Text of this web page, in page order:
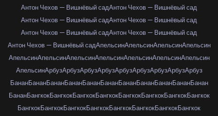
Антон Чехов — Вишнёвый садАнтон Чехов — Вишнёвый сад
Антон Чехов — Вишнёвый садАнтон Чехов — Вишнёвый сад
Антон Чехов — Вишнёвый садАнтон Чехов — Вишнёвый сад
Антон Чехов — Вишнёвый садАпельсинАпельсинАпельсинАпельсин
АпельсинАпельсинАпельсинАпельсинАпельсинАпельсинАпельсин
АпельсинАрбузАрбузАрбузАрбузАрбузАрбузАрбузАрбузАрбуз
БананБананБананБананБананБананБананБананБананБананБанан
БананБангкокБангкокБангкокБангкокБангкокБангкокБангкокБангкок
БангкокБангкокБангкокБангкокБангкокБангкокБангкокБангкок